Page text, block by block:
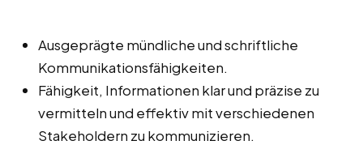
Ausgeprägte mündliche und schriftliche
Kommunikationsfähigkeiten.
Fähigkeit, Informationen klar und präzise zu
vermitteln und effektiv mit verschiedenen
Stakeholdern zu kommunizieren.